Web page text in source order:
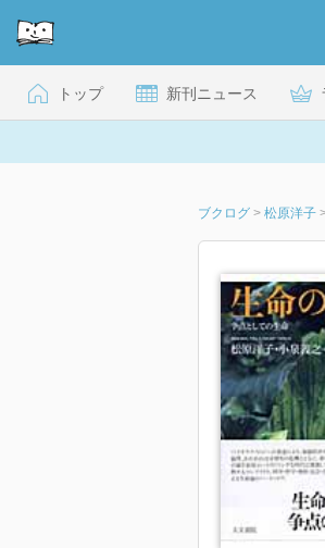
トップ 新刊ニュース
ブクログ > 松原洋子